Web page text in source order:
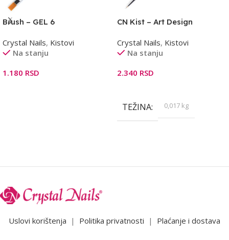
Brush – GEL 6
Crystal Nails, Kistovi
Na stanju
1.180 RSD
CN Kist – Art Design
Crystal Nails, Kistovi
Na stanju
2.340 RSD
TEŽINA 0,017 kg
Uslovi korištenja | Politika privatnosti | Plaćanje i dostava